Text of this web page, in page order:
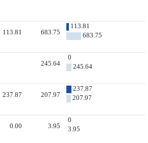
113.81 683.75
113.81
683.75
245.64
0
245.64
237.87 207.97
237.87
207.97
0.00 3.95
0
3.95